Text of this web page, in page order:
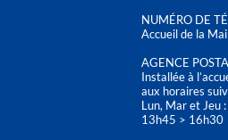
NUMÉRO DE
Accueil de la
AGENCE
Installée à
aux horaires
Lun, Mar et Jeu
13h45 > 16h30